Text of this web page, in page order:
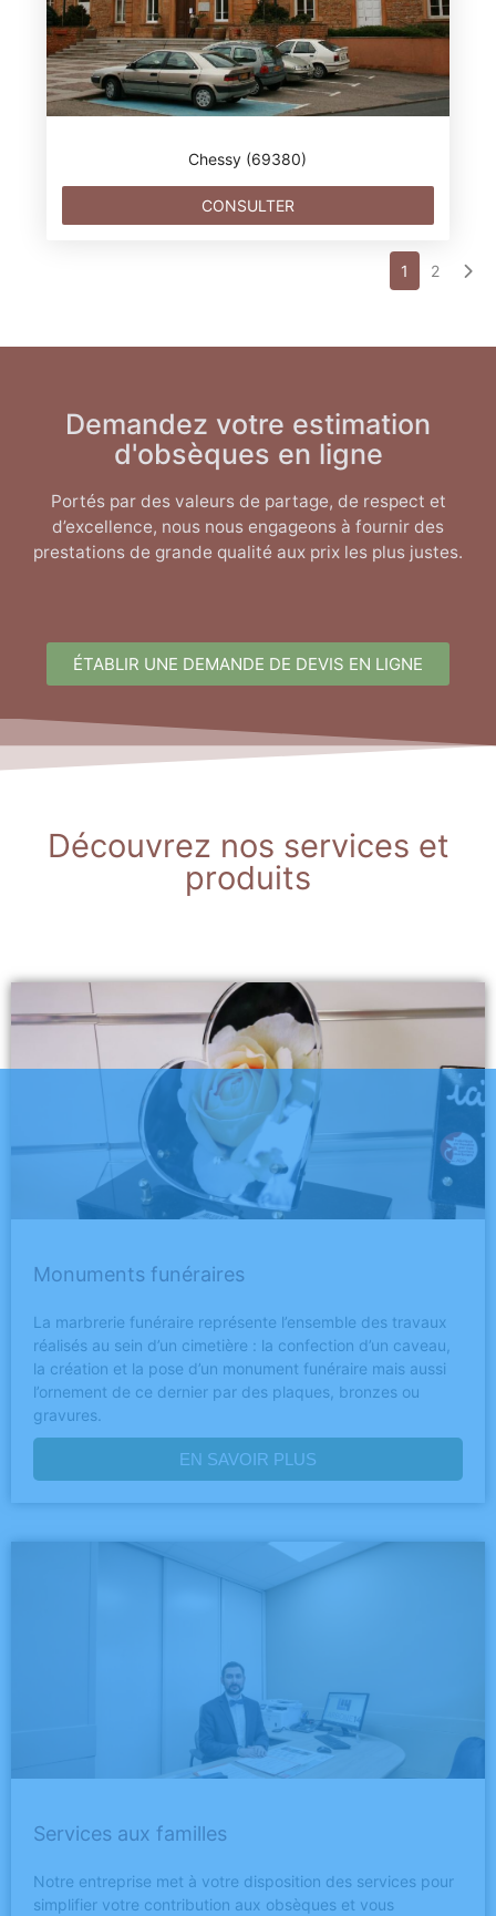
Chessy (69380)
CONSULTER
1 2
Demandez votre estimation
d'obsèques en ligne
Portés par des valeurs de partage, de respect et
d’excellence, nous nous engageons à fournir des
prestations de grande qualité aux prix les plus justes.
ÉTABLIR UNE DEMANDE DE DEVIS EN LIGNE
Découvrez nos services et
produits
Monuments funéraires
La marbrerie funéraire représente l’ensemble des travaux
réalisés au sein d’un cimetière : la confection d’un caveau,
la création et la pose d’un monument funéraire mais aussi
l’ornement de ce dernier par des plaques, bronzes ou
gravures.
EN SAVOIR PLUS
Services aux familles
Notre entreprise met à votre disposition des services pour
simplifier votre contribution aux obsèques et vous